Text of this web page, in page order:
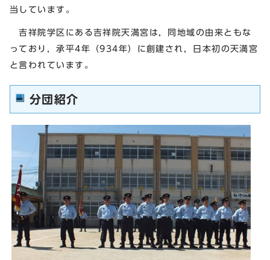
当しています。
吉祥院学区にある吉祥院天満宮は，同地域の由来ともな
っており，承平4年（934年）に創建され，日本初の天満宮
と言われています。
分団紹介